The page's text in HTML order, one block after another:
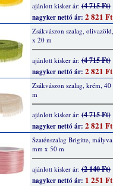
ajánlott kisker ár:(4 715 Ft)
nagyker nettó ár: 2 821 Ft
Zsákvászon szalag,
x 20 m
ajánlott kisker ár:(4 715 Ft)
nagyker nettó ár: 2 821 Ft
Zsákvászon szalag, krém,
m
ajánlott kisker ár:(4 715 Ft)
nagyker nettó ár: 2 821 Ft
Szaténszalag Brigitte,
mm x 50 m
ajánlott kisker ár:(2 140 Ft)
nagyker nettó ár: 1 251 Ft